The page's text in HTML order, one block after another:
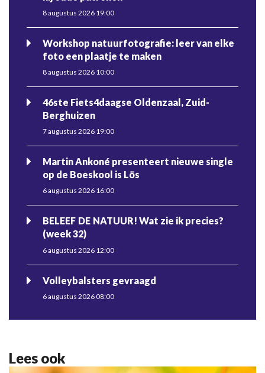
8 augustus 2026 19:00
Workshop natuurfotografie: leer van elke
foto een plaatje te maken
8 augustus 2026 10:00
46ste Fiets4daagse Oldenzaal, Zuid-
Berghuizen
7 augustus 2026 19:00
Martin Ankoné presenteert nieuwe single
op de Boeskool is Lös
6 augustus 2026 16:00
BELEEF DE NATUUR! Wat zie ik precies?
(week 32)
6 augustus 2026 12:00
Volleybalsters gevraagd
6 augustus 2026 08:00
Lees ook